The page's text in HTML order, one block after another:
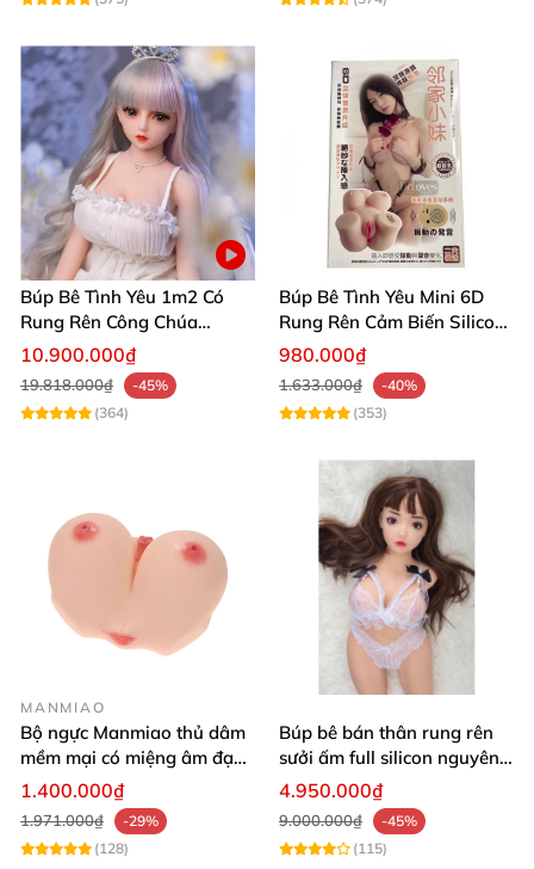
Búp Bê Tình Yêu 1m2 Có
Rung Rên Công Chúa
Anime Xinh Đẹp
10.900.000₫
19.818.000₫
-45%
(364)
Búp Bê Tình Yêu Mini 6D
Rung Rên Cảm Biến Silicon
Mềm Mịn
980.000₫
1.633.000₫
-40%
(353)
MANMIAO
Bộ ngực Manmiao thủ dâm
mềm mại có miệng âm đạo
thật
1.400.000₫
1.971.000₫
-29%
(128)
Búp bê bán thân rung rên
sưởi ấm full silicon nguyên
khối
4.950.000₫
9.000.000₫
-45%
(115)